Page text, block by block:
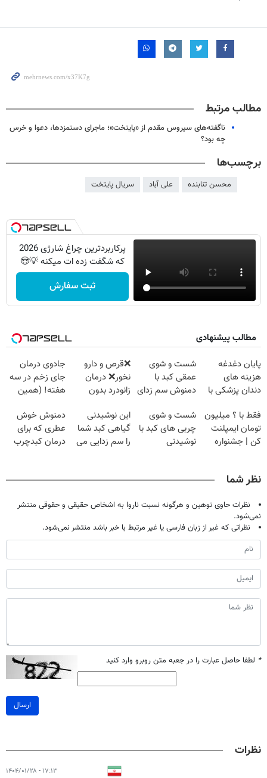
مطالب مرتبط
ناگفته‌های سیروس مقدم از «پایتخت»؛ ماجرای دستمزدها، دعوا و خرس
چه بود؟
برچسب‌ها
محسن تنابنده علی آباد سریال پایتخت
پرکاربردترین چراغ شارژی 2026
که شگفت زده ات میکنه 💡😍
ثبت سفارش
مطالب پیشنهادی
پایان دغدغه
هزینه های
دندان پزشکی با
خانگی
شست و شوی
عمقی کبد با
دمنوش سم زدای
❌قرص‌ و دارو
نخور❌ درمان
زانودرد بدون
جادوی درمان
جای زخم در سه
هفته! (همین
صحبت کنید)
فقط با ؟ میلیون
تومان ایمپلنت
کن | جشنواره
شست و شوی
چربی های کبد با
نوشیدنی
این نوشیدنی
گیاهی کبد شما
را سم زدایی می
دمنوش خوش
عطری که برای
درمان کبدچرب
نظر شما
نظرات حاوی توهین و هرگونه نسبت ناروا به اشخاص حقیقی و حقوقی منتشر
نمی‌شود.
نظراتی که غیر از زبان فارسی یا غیر مرتبط با خبر باشد منتشر نمی‌شود.
* لطفا حاصل عبارت را در جعبه متن روبرو وارد کنید
ارسال
نظرات
۱۷:۱۳ - ۱۴۰۴/۰۱/۲۸